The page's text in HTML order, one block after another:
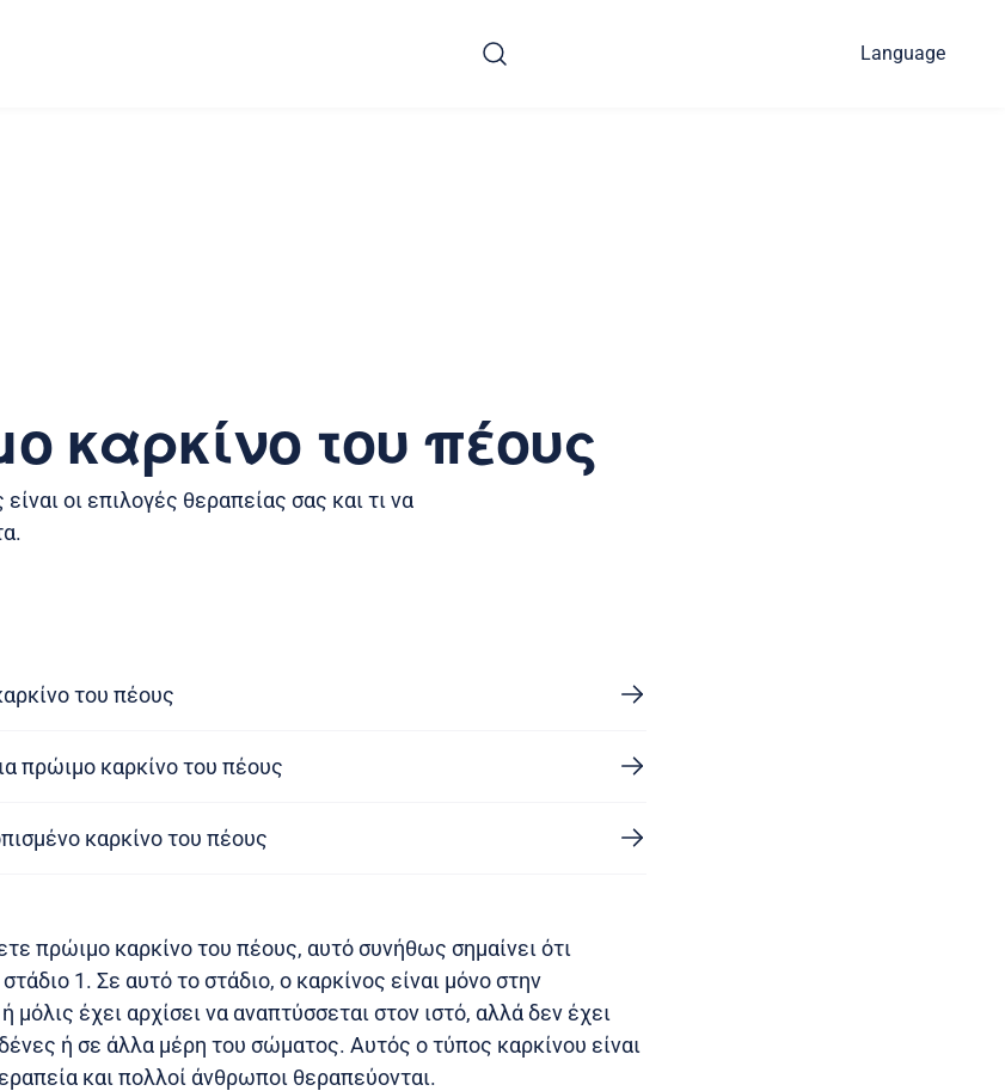
Language
καρκίνο του πέους
οι επιλογές θεραπείας σας και τι να
του πέους
πρώιμο καρκίνο του πέους
καρκίνο του πέους
πρώιμο καρκίνο του πέους, αυτό συνήθως σημαίνει ότι
1. Σε αυτό το στάδιο, ο καρκίνος είναι μόνο στην
μόλις έχει αρχίσει να αναπτύσσεται στον ιστό, αλλά δεν έχει
ή σε άλλα μέρη του σώματος. Αυτός ο τύπος καρκίνου είναι
και πολλοί άνθρωποι θεραπεύονται.